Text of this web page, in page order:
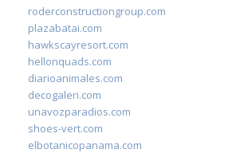
roderconstructiongroup.com
plazabatai.com
hawkscayresort.com
hellonquads.com
diarioanimales.com
decogaleri.com
unavozparadios.com
shoes-vert.com
elbotanicopanama.com